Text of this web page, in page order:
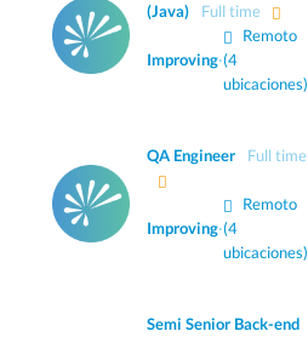
(Java)
Full time
Improving·
Remoto
(4
ubicaciones)
QA Engineer Full time
Improving·
Remoto
(4
ubicaciones)
Semi Senior Back-end